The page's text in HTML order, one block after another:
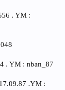
. YM :
. YM : nban_87
.YM :